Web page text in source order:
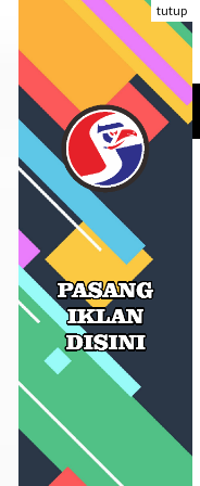
tutup
Dinilai Fitnah,
Bombana Tempuh
Dewan Pers Sebelum
Hukum